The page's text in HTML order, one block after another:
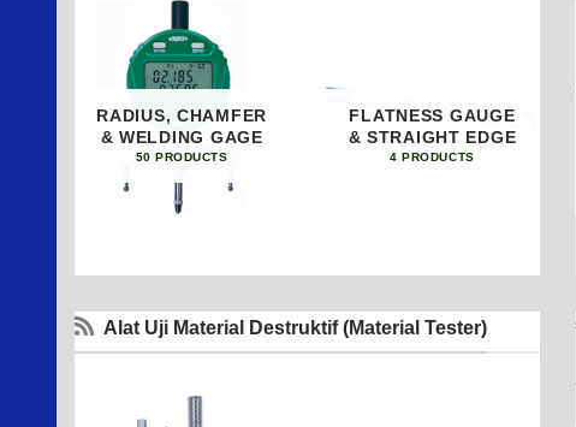
RADIUS, CHAMFER
& WELDING GAGE
50 PRODUCTS
FLATNESS GAUGE
& STRAIGHT EDGE
4 PRODUCTS
Alat Uji Material Destruktif (Material Tester)